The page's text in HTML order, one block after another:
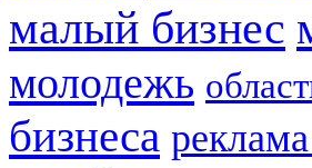
малый бизнес
молодежь
бизнеса